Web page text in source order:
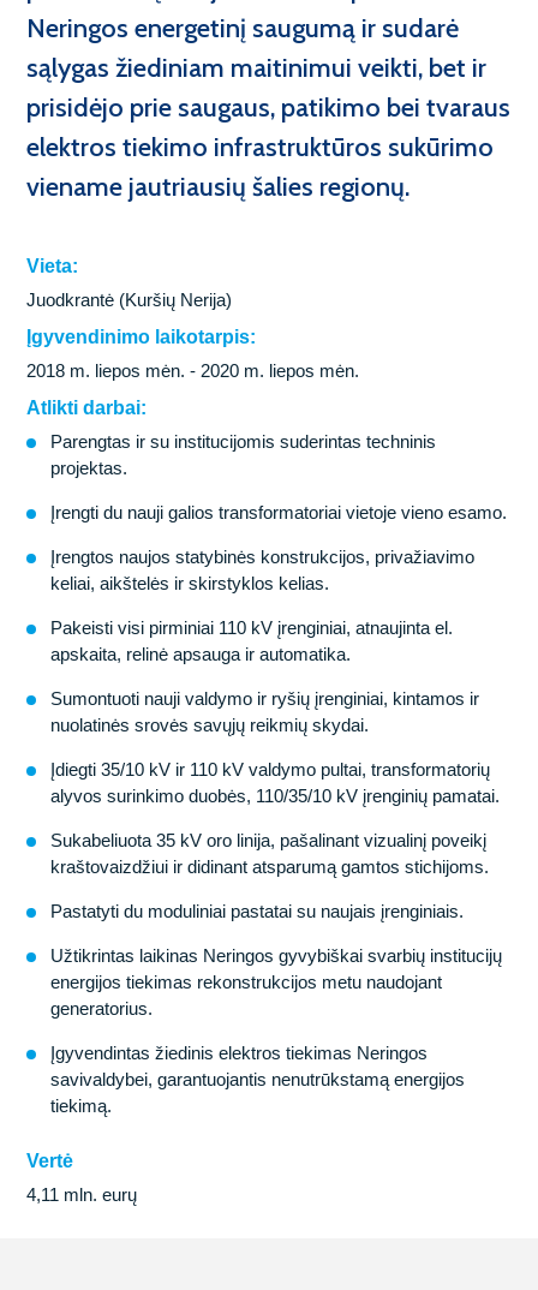
Neringos energetinį saugumą ir sudarė
sąlygas žiediniam maitinimui veikti, bet ir
prisidėjo prie saugaus, patikimo bei tvaraus
elektros tiekimo infrastruktūros sukūrimo
viename jautriausių šalies regionų.
Vieta:
Juodkrantė (Kuršių Nerija)
Įgyvendinimo laikotarpis:
2018 m. liepos mėn. - 2020 m. liepos mėn.
Atlikti darbai:
Parengtas ir su institucijomis suderintas techninis
projektas.
Įrengti du nauji galios transformatoriai vietoje vieno esamo.
Įrengtos naujos statybinės konstrukcijos, privažiavimo
keliai, aikštelės ir skirstyklos kelias.
Pakeisti visi pirminiai 110 kV įrenginiai, atnaujinta el.
apskaita, relinė apsauga ir automatika.
Sumontuoti nauji valdymo ir ryšių įrenginiai, kintamos ir
nuolatinės srovės savųjų reikmių skydai.
Įdiegti 35/10 kV ir 110 kV valdymo pultai, transformatorių
alyvos surinkimo duobės, 110/35/10 kV įrenginių pamatai.
Sukabeliuota 35 kV oro linija, pašalinant vizualinį poveikį
kraštovaizdžiui ir didinant atsparumą gamtos stichijoms.
Pastatyti du moduliniai pastatai su naujais įrenginiais.
Užtikrintas laikinas Neringos gyvybiškai svarbių institucijų
energijos tiekimas rekonstrukcijos metu naudojant
generatorius.
Įgyvendintas žiedinis elektros tiekimas Neringos
savivaldybei, garantuojantis nenutrūkstamą energijos
tiekimą.
Vertė
4,11 mln. eurų